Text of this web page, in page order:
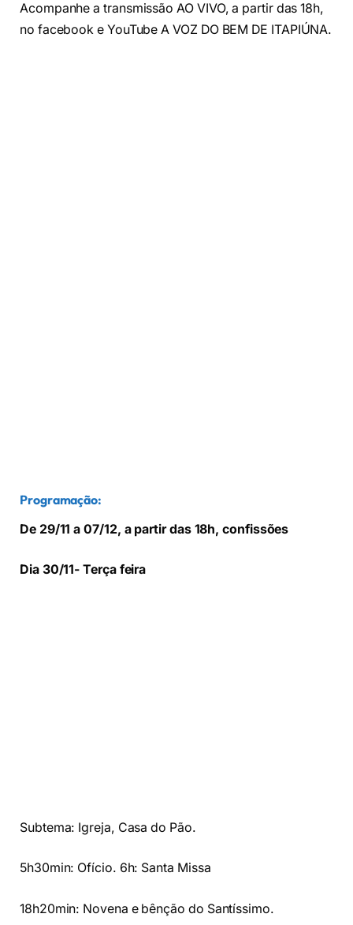
Acompanhe a transmissão AO VIVO, a partir das 18h,
no facebook e YouTube A VOZ DO BEM DE ITAPIÚNA.
Programação:
De 29/11 a 07/12, a partir das 18h, confissões
Dia 30/11- Terça feira
Subtema: Igreja, Casa do Pão.
5h30min: Ofício. 6h: Santa Missa
18h20min: Novena e bênção do Santíssimo.